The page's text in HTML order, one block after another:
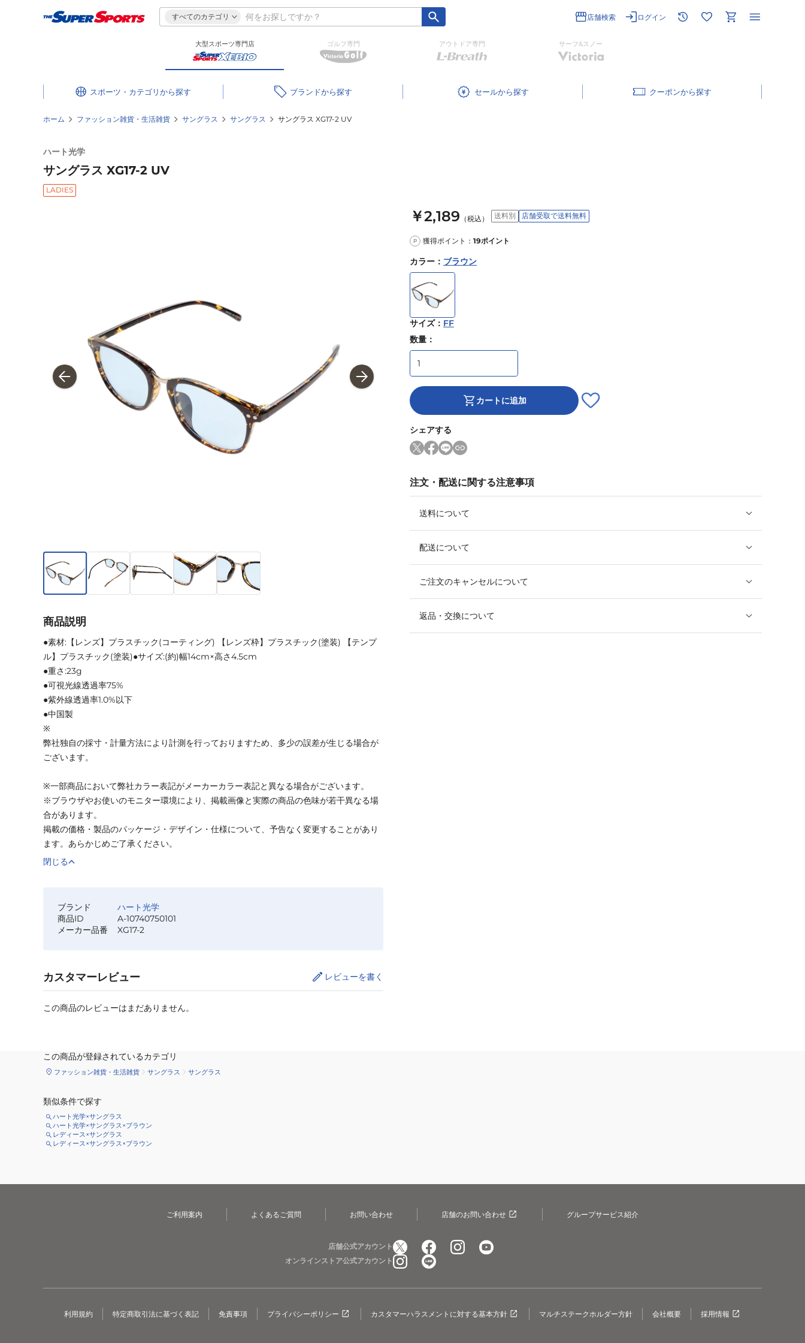
すべてのカテゴリ 店舗検索 ログイン
大型スポーツ専門店 ゴルフ専門 アウトドア専門 サーフ&スノー
スポーツ・カテゴリ ブランド セール クーポン
ホーム ファッション雑貨・生活雑貨 サングラス サングラス サングラス XG17-2 UV
ハート光学
サングラス XG17-2 UV
LADIES
￥2,189 （税込） 送料別 店舗受取で送料無料
P 獲得ポイント： 19ポイント
カラー ： ブラウン
サイズ： FF
数量：
カートに追加
シェアする
注文・配送に関する注意事項
送料について
配送について
ご注文のキャンセルについて
返品・交換について
商品説明
●素材:【レンズ】プラスチック(コーティング) 【レンズ枠】プラスチック(塗装) 【テンプ
ル】プラスチック(塗装)●サイズ:(約)幅14cm×高さ4.5cm
●重さ:23g
●可視光線透過率75%
●紫外線透過率1.0%以下
●中国製
※
弊社独自の採寸・計量方法により計測を行っておりますため、多少の誤差が生じる場合が
ございます。
※一部商品において弊社カラー表記がメーカーカラー表記と異なる場合がございます。
※ブラウザやお使いのモニター環境により、掲載画像と実際の商品の色味が若干異なる場
合があります。
掲載の価格・製品のパッケージ・デザイン・仕様について、予告なく変更することがあり
ます。あらかじめご了承ください。
閉じる
ブランド
ハート光学
商品ID
A-10740750101
メーカー品番
XG17-2
カスタマーレビュー レビューを書く
この商品のレビューはまだありません。
この商品が登録されているカテゴリ
ファッション雑貨・生活雑貨 サングラス サングラス
類似条件で探す
ハート光学×サングラス
ハート光学×サングラス×ブラウン
レディース×サングラス
レディース×サングラス×ブラウン
ご利用案内 よくあるご質問 お問い合わせ 店舗のお問い合わせ グループサービス紹介
店舗公式アカウント
オンラインストア公式アカウント
利用規約 特定商取引法に基づく表記 免責事項 プライバシーポリシー カスタマーハラスメントに対する基本方針 マルチステークホルダー方針 会社概要 採用情報